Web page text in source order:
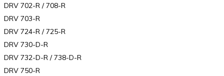
DRV 702-R / 708-R
DRV 703-R
DRV 724-R / 725-R
DRV 730-D-R
DRV 732-D-R / 738-D-R
DRV 750-R